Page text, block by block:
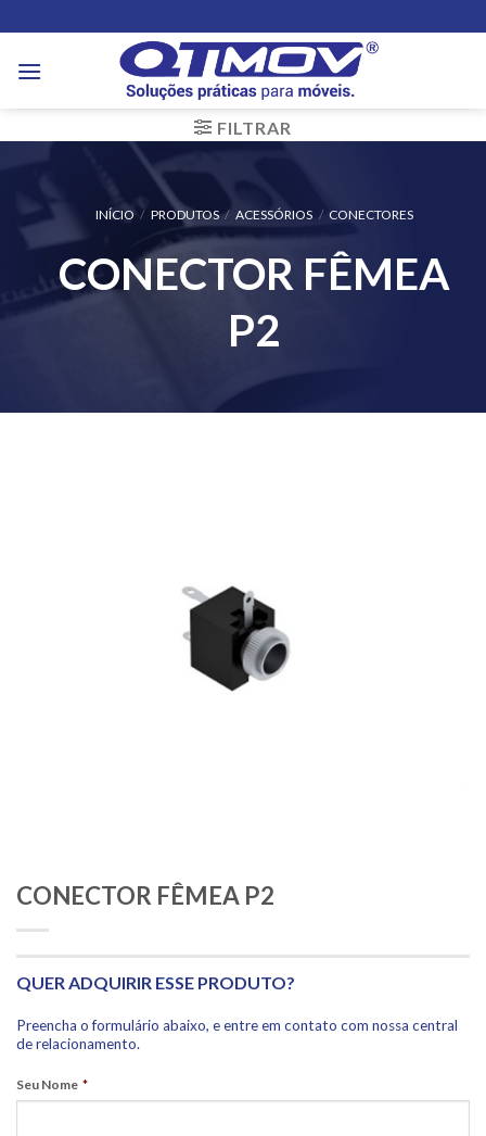
to
content
FILTRAR
INÍCIO / PRODUTOS / ACESSÓRIOS / CONECTORES
CONECTOR FÊMEA
P2
CONECTOR FÊMEA P2
QUER ADQUIRIR ESSE PRODUTO?
Preencha o formulário abaixo, e entre em contato com nossa central
de relacionamento.
Seu Nome *